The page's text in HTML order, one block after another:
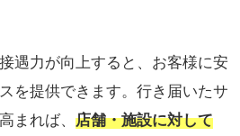
遇力が向上すると、お客様に安
を提供できます。行き届いたサ
まれば、 店舗・施設に対して